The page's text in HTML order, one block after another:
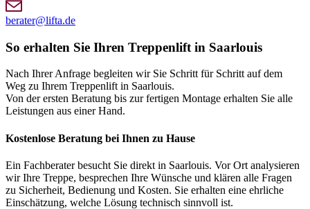
berater@lifta.de
So erhalten Sie Ihren Treppenlift in Saarlouis
Nach Ihrer Anfrage begleiten wir Sie Schritt für Schritt auf dem
Weg zu Ihrem Treppenlift in Saarlouis.
Von der ersten Beratung bis zur fertigen Montage erhalten Sie alle
Leistungen aus einer Hand.
Kostenlose Beratung bei Ihnen zu Hause
Ein Fachberater besucht Sie direkt in Saarlouis. Vor Ort analysieren
wir Ihre Treppe, besprechen Ihre Wünsche und klären alle Fragen
zu Sicherheit, Bedienung und Kosten. Sie erhalten eine ehrliche
Einschätzung, welche Lösung technisch sinnvoll ist.